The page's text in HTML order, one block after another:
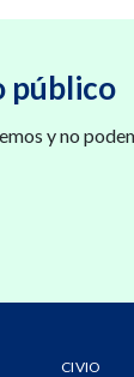
público
y no
CIVIO